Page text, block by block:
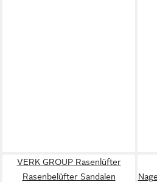
VERK GROUP Rasenlüfter
Rasenbelüfter Sandalen